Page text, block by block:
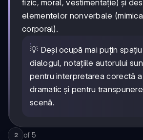
fizic, moral, vestimentație) și
elementelor nonverbale
corporal).
💡 Deși ocupă mai puțin
dialogul, notațiile autorului
pentru interpretarea corectă
dramatic și pentru
scenă.
2 of 5